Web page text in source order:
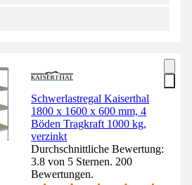
Schwerlastregal Kaiserthal
1800 x 1600 x 600 mm, 4
Böden Tragkraft 1000 kg,
verzinkt
Durchschnittliche Bewertung:
3.8 von 5 Sternen. 200
Bewertungen.